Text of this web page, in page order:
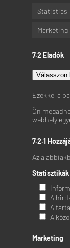
Statistics
Marketing
7.2 Eladók
Válasszon
Ezekkel a
Ön
webhely
7.2.1
Az
Statisztikák
A
A
A
Marketing